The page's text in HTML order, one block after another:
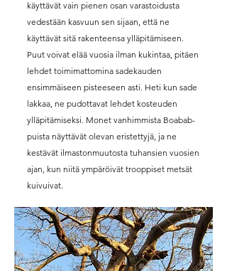
käyttävät vain pienen osan varastoidusta
vedestään kasvuun sen sijaan, että ne
käyttävät sitä rakenteensa ylläpitämiseen.
Puut voivat elää vuosia ilman kukintaa, pitäen
lehdet toimimattomina sadekauden
ensimmäiseen pisteeseen asti. Heti kun sade
lakkaa, ne pudottavat lehdet kosteuden
ylläpitämiseksi. Monet vanhimmista Boabab-
puista näyttävät olevan eristettyjä, ja ne
kestävät ilmastonmuutosta tuhansien vuosien
ajan, kun niitä ympäröivät trooppiset metsät
kuivuivat.